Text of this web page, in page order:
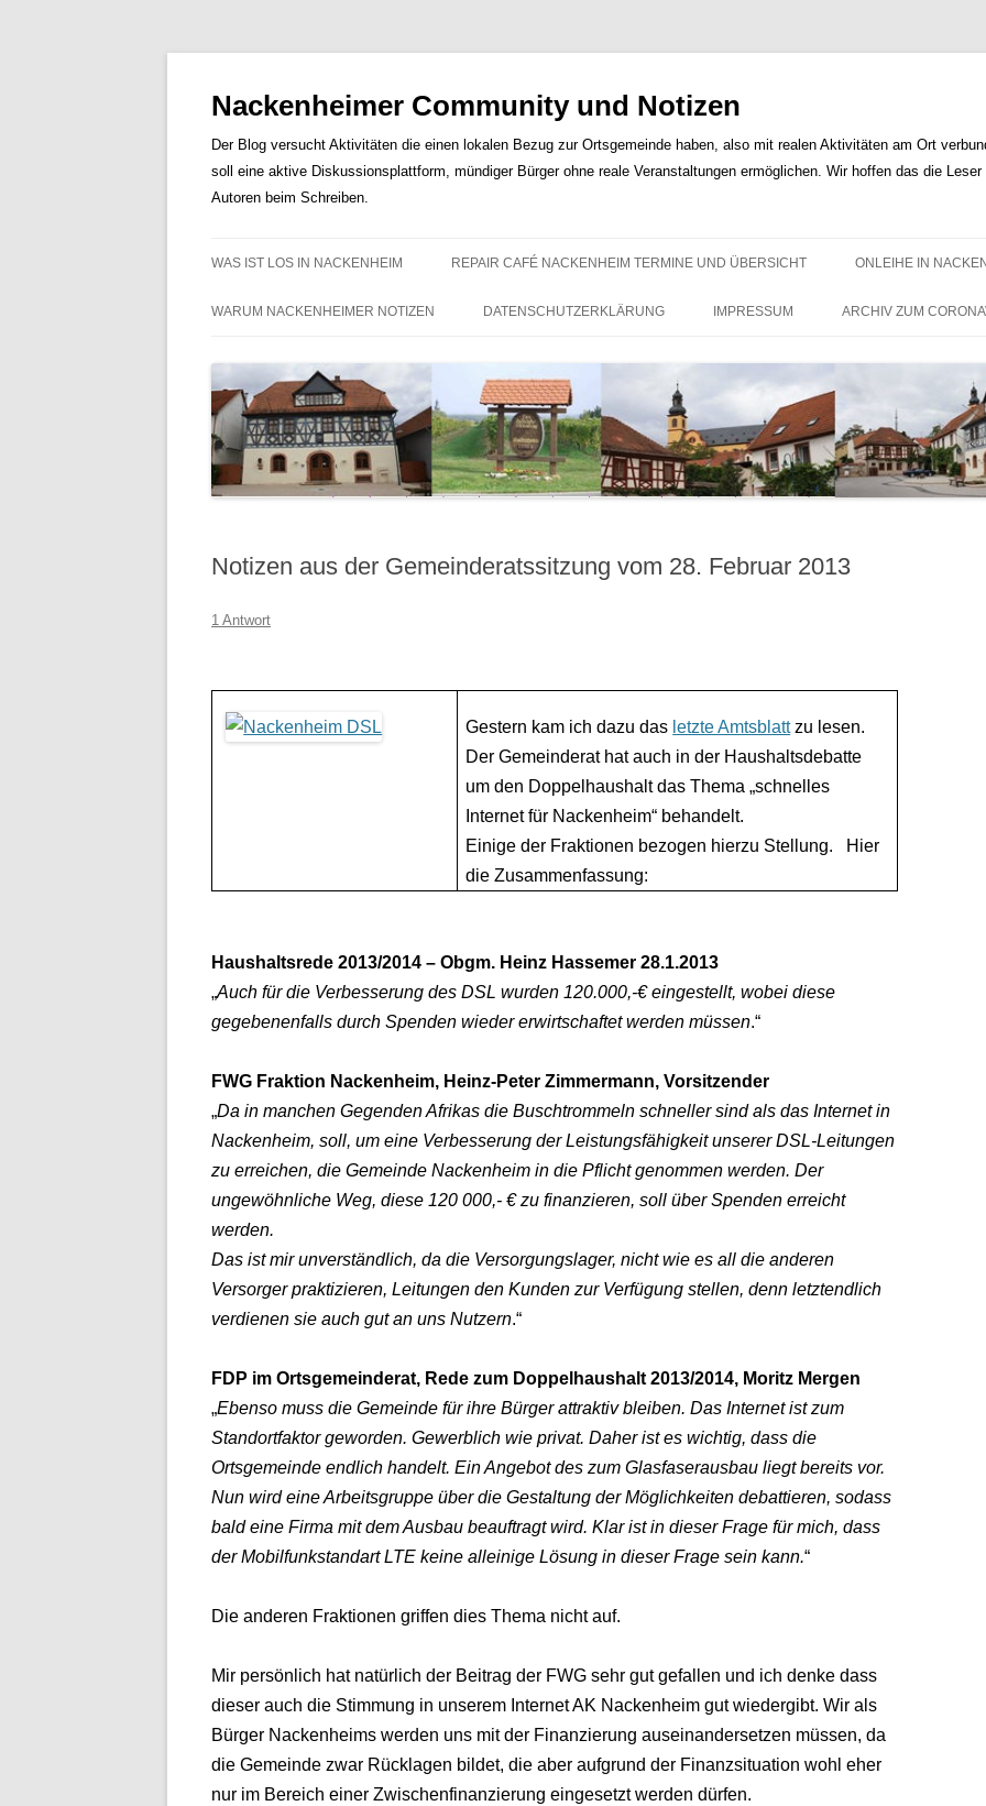
Nackenheimer Community und Notizen
Der Blog versucht Aktivitäten die einen lokalen Bezug zur Ortsgemeinde haben, also mit realen Aktivitäten am Ort
soll eine aktive Diskussionsplattform, mündiger Bürger ohne reale Veranstaltungen ermöglichen. Wir hoffen das die
Autoren beim Schreiben.
Inhalt
WAS IST LOS IN NACKENHEIM REPAIR CAFÉ NACKENHEIM TERMINE UND ÜBERSICHT ONLEIHE IN
WARUM NACKENHEIMER NOTIZEN DATENSCHUTZERKLÄRUNG IMPRESSUM ARCHIV ZUM
Notizen aus der Gemeinderatssitzung vom 28. Februar 2013
1 Antwort
Gestern kam ich dazu das letzte Amtsblatt zu lesen.
Der Gemeinderat hat auch in der Haushaltsdebatte
um den Doppelhaushalt das Thema „schnelles
Internet für Nackenheim“ behandelt.
Einige der Fraktionen bezogen hierzu Stellung.
Hier
die Zusammenfassung:
Haushaltsrede 2013/2014 – Obgm. Heinz Hassemer 28.1.2013
„Auch für die Verbesserung des DSL wurden 120.000,-€ eingestellt, wobei diese
gegebenenfalls durch Spenden wieder erwirtschaftetwerden müssen.“
FWG Fraktion Nackenheim, Heinz-Peter Zimmermann, Vorsitzender
„Da in manchen Gegenden Afrikas die Buschtrommeln schneller sindals das Internet in
Nackenheim, soll, um eine Verbesserung der Leistungsfähigkeitunserer DSL-Leitungen
zu erreichen, die Gemeinde Nackenheim in die Pflicht genommen werden. Der
ungewöhnliche Weg, diese 120 000,- € zu finanzieren, soll über Spenden erreicht
werden.
Das ist mir unverständlich, da die Versorgungslager, nicht wie es all die anderen
Versorger praktizieren, Leitungen den Kunden zur Verfügung stellen, denn letztendlich
verdienen sie auch gut an uns Nutzern.“
FDP im Ortsgemeinderat, Rede zum Doppelhaushalt 2013/2014, Moritz Mergen
„Ebenso muss die Gemeinde für ihre Bürger attraktiv bleiben. Das Internetist zum
Standortfaktor geworden. Gewerblich wie privat. Daher istes wichtig, dass die
Ortsgemeinde endlich handelt. Ein Angebot des zum Glasfaserausbau liegt bereits vor.
Nun wird eine Arbeitsgruppe über die Gestaltung der Möglichkeiten debattieren, sodass
bald eine Firma mit dem Ausbau beauftragt wird. Klar ist in dieser Frage fürmich, dass
der Mobilfunkstandart LTE keine alleinige Lösung in dieserFrage sein kann.“
Die anderen Fraktionen griffen dies Thema nicht auf.
Mir persönlich hat natürlich der Beitrag der FWG sehr gut gefallen und ich denke dass
dieser auch die Stimmung in unserem Internet AK Nackenheim gut wiedergibt. Wir als
Bürger Nackenheims werden uns mit der Finanzierung auseinandersetzen müssen, da
die Gemeinde zwar Rücklagen bildet, die aber aufgrund der Finanzsituation wohl eher
nur im Bereich einer Zwischenfinanzierung eingesetzt werden dürfen.